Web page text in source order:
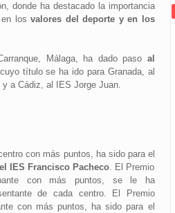
donde ha destacado la importancia
en losvalores del deporte y en los
Málaga, ha dado paso al
cuyo título se ha ido para Granada, al
a Cádiz, al IES Jorge Juan.
con más puntos, ha sido para el
IES Francisco Pacheco. El Premio
con más puntos, se le ha
de cada centro. El Premio
con más puntos, ha sido para el